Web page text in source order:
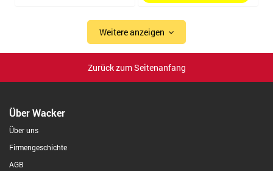
Weitere anzeigen
Zurück zum Seitenanfang
Über Wacker
Über uns
Firmengeschichte
AGB